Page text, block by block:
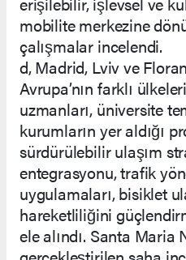
mobilite merkezine
çalışmalar incelendi.
d, Madrid, Lviv ve
Avrupa’nın farklı
uzmanları, üniversite
kurumların yer aldığı
sürdürülebilir ulaşım
entegrasyonu, trafik
uygulamaları, bisiklet
hareketliliğini
ele alındı. Santa Maria